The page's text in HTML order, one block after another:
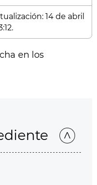
14 de abril
en los